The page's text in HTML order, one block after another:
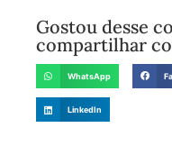
Gostou desse
compartilhar
WhatsApp
LinkedIn